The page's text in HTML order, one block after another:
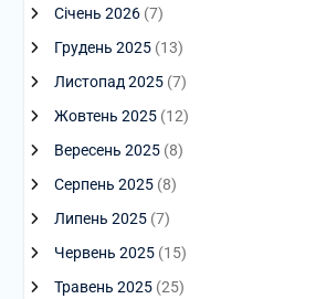
Січень 2026(7)
Грудень 2025(13)
Листопад 2025(7)
Жовтень 2025(12)
Вересень 2025(8)
Серпень 2025(8)
Липень 2025(7)
Червень 2025(15)
Травень 2025(25)